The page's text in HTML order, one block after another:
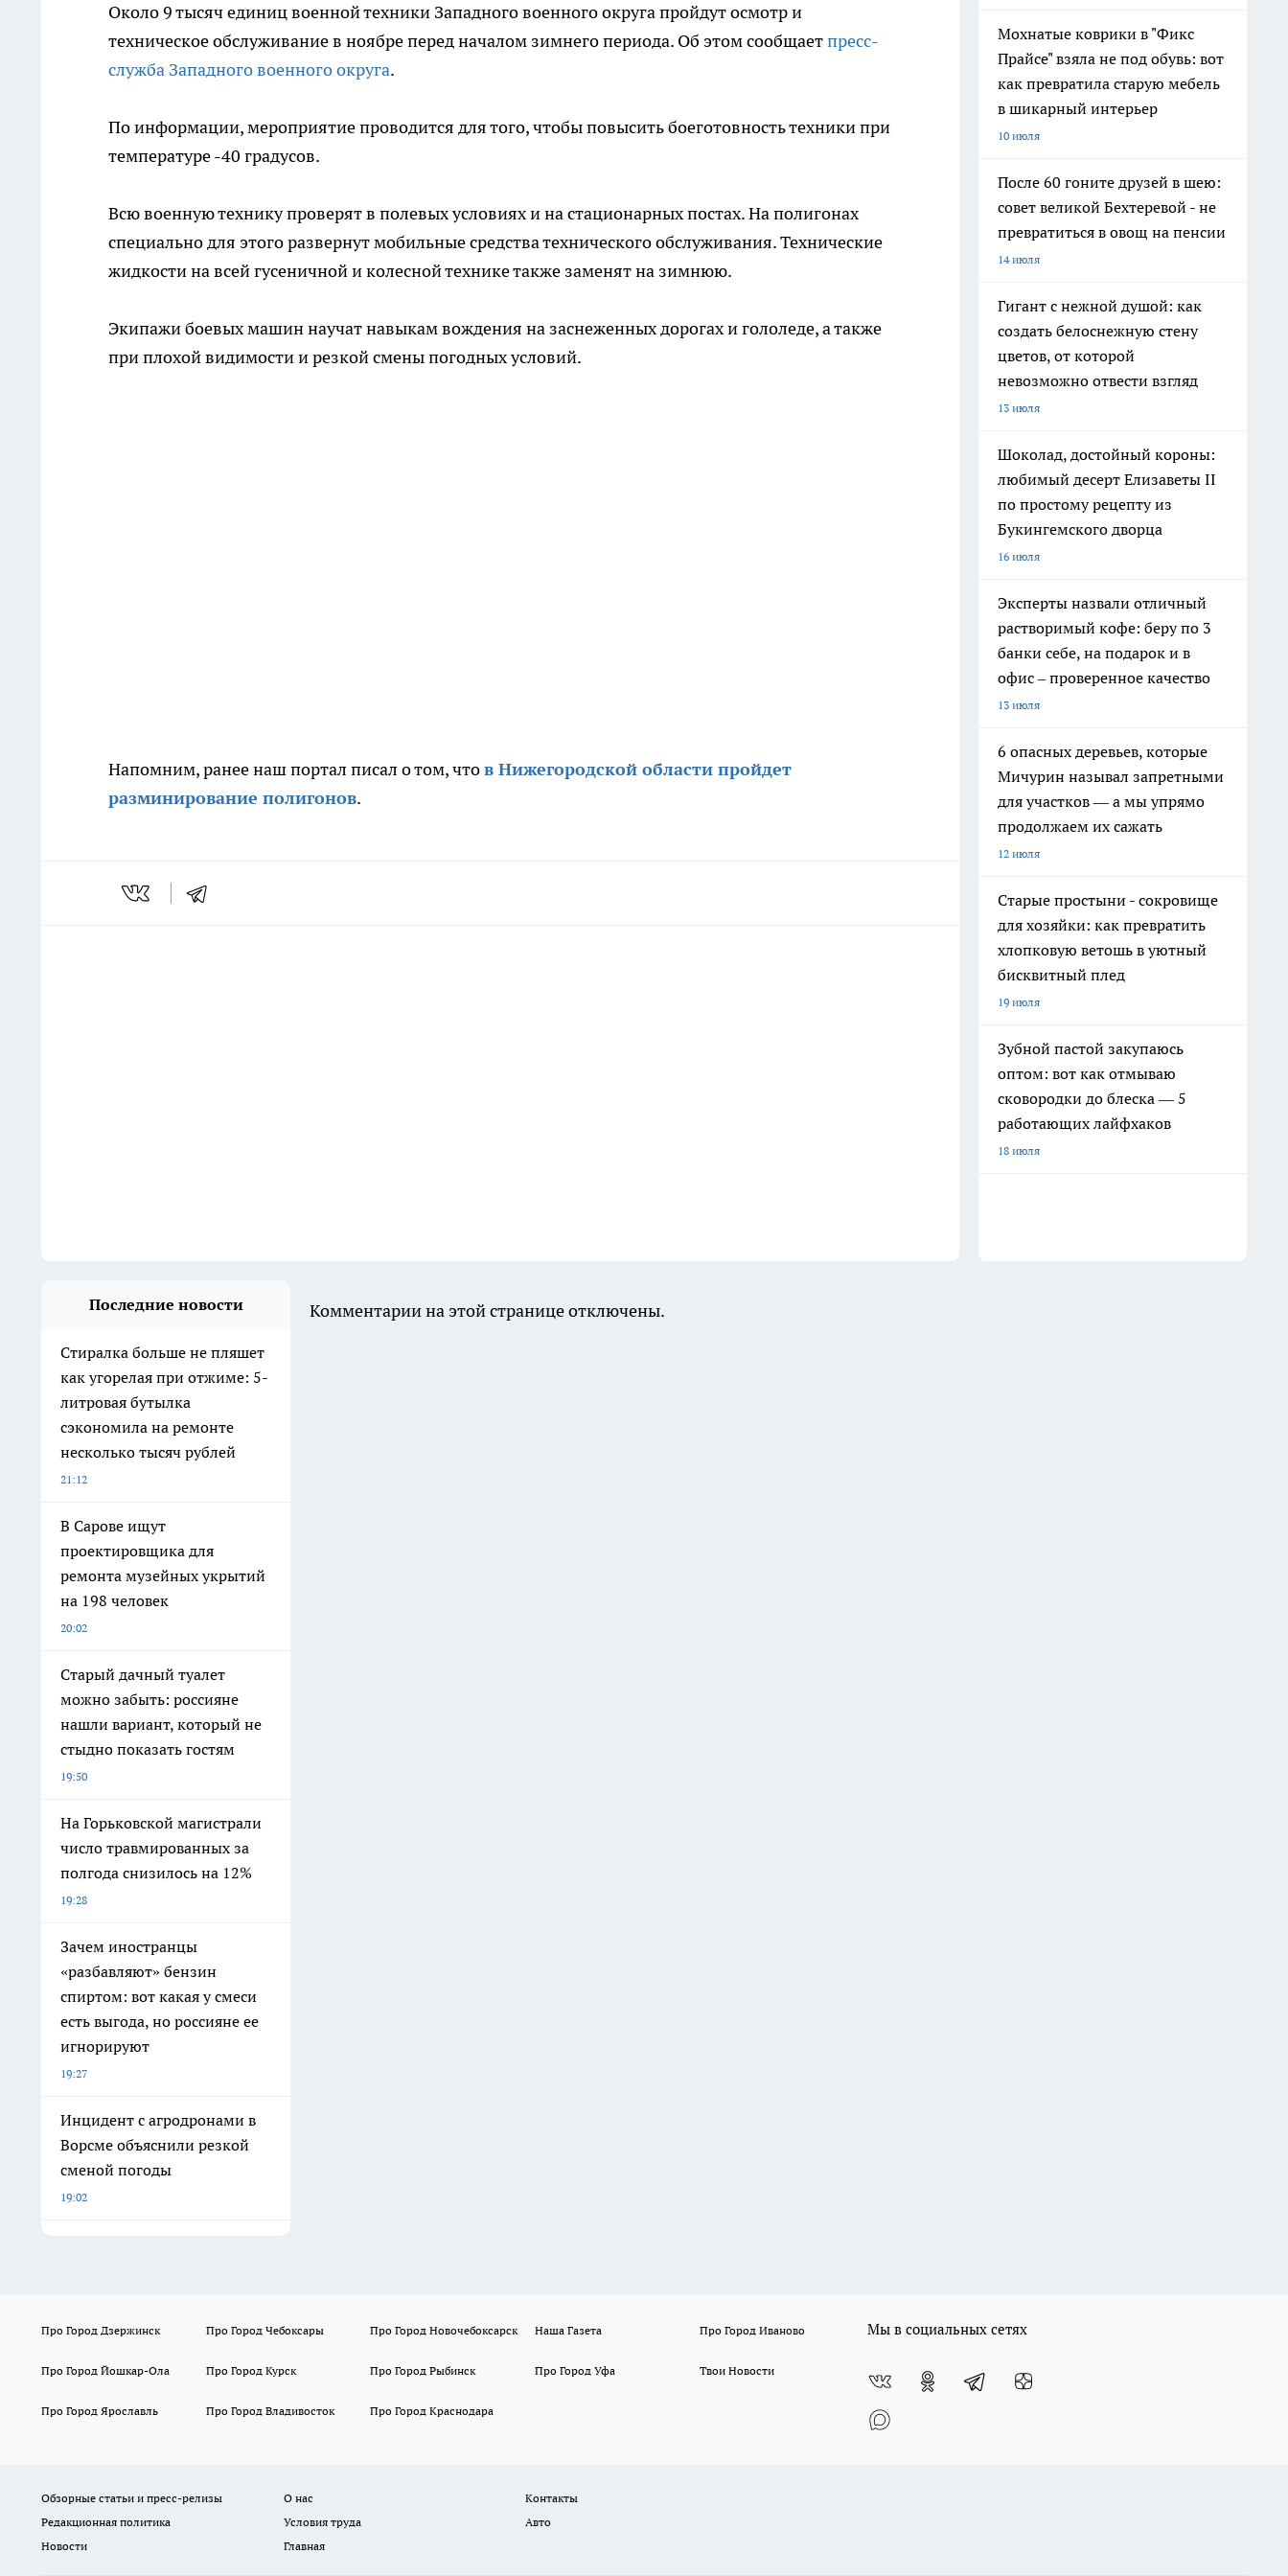
Около 9 тысяч единиц военной техники Западного военного округа пройдут осмотр и
техническое обслуживание в ноябре перед началом зимнего периода. Об этом сообщаетпресс-
служба Западного военного округа.
По информации, мероприятие проводится для того, чтобы повысить боеготовность техники при
температуре -40 градусов.
Всю военную технику проверят в полевых условиях и на стационарных постах. На полигонах
специально для этого развернут мобильные средства технического обслуживания. Технические
жидкости на всей гусеничной и колесной технике также заменят на зимнюю.
Экипажи боевых машин научат навыкам вождения на заснеженных дорогах и гололеде, а также
при плохой видимости и резкой смены погодных условий.
Напомним, ранее наш портал писал о том, чтов Нижегородской области пройдет
разминирование полигонов.
Мохнатые коврики в "Фикс
Прайсе" взяла не под обувь: вот
как превратила старую мебель
в шикарный интерьер
10 июля
После 60 гоните друзей в шею:
совет великой Бехтеревой - не
превратиться в овощ на пенсии
14 июля
Гигант с нежной душой: как
создать белоснежную стену
цветов, от которой
невозможно отвести взгляд
13 июля
Шоколад, достойный короны:
любимый десерт Елизаветы II
по простому рецепту из
Букингемского дворца
16 июля
Эксперты назвали отличный
растворимый кофе: беру по 3
банки себе, на подарок и в
офис – проверенное качество
13 июля
6 опасных деревьев, которые
Мичурин называл запретными
для участков — а мы упрямо
продолжаем их сажать
12 июля
Старые простыни - сокровище
для хозяйки: как превратить
хлопковую ветошь в уютный
бисквитный плед
19 июля
Зубной пастой закупаюсь
оптом: вот как отмываю
сковородки до блеска — 5
работающих лайфхаков
18 июля
Последние новости
Стиралка больше не пляшет
как угорелая при отжиме: 5-
литровая бутылка
сэкономила на ремонте
несколько тысяч рублей
21:12
В Сарове ищут
проектировщика для
ремонта музейных укрытий
на 198 человек
20:02
Старый дачный туалет
можно забыть: россияне
нашли вариант, который не
стыдно показать гостям
19:50
На Горьковской магистрали
число травмированных за
полгода снизилось на 12%
19:28
Зачем иностранцы
«разбавляют» бензин
спиртом: вот какая у смеси
есть выгода, но россияне ее
игнорируют
19:27
Инцидент с агродронами в
Ворсме объяснили резкой
сменой погоды
19:02
Комментарии на этой странице отключены.
Про Город Дзержинск Про Город Чебоксары Про Город Новочебоксарск Наша Газета Про Город Иваново
Про Город Йошкар-Ола Про Город Курск Про Город Рыбинск Про Город Уфа Твои Новости
Про Город Ярославль Про Город Владивосток Про Город Краснодара
Мы в социальных сетях
Обзорные статьи и пресс-релизы О нас
Контакты
Редакционная политика
Условия труда
Авто
Новости
Главная